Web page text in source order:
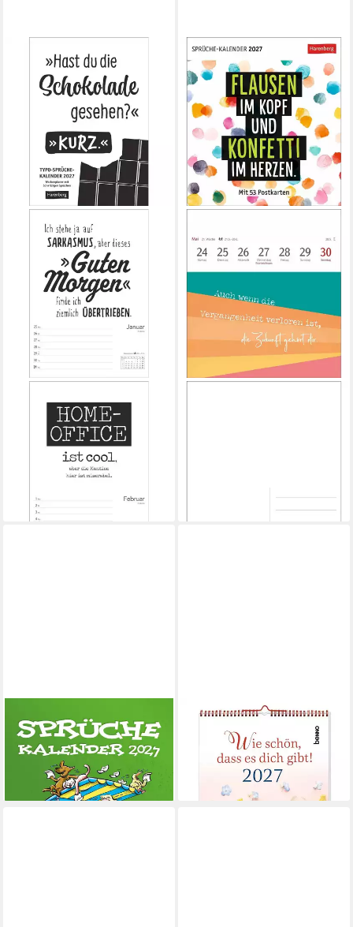
Wandkalender Typo-Sprüche-
Kalender s/w Wochenplaner
2027 - mit 53 witzigen
lieferbar - in 2-3 Werktagen bei dir
Tischkalender Sprüche
Abreißkalender 2027
10,99 €
lieferbar - in 2-3 Werktagen bei dir
ST. BENNO VERLAG
Wandkalender Wie schön,
dass es dich gibt! 2027
lieferbar - in 3-4 Werktagen bei dir